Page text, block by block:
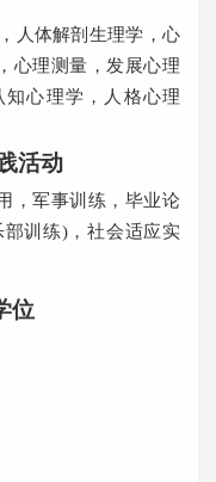
人体解剖生理学，心
心理测量，发展心理
心理学，人格心理
活动
，军事训练，毕业论
部训练)，社会适应实
位